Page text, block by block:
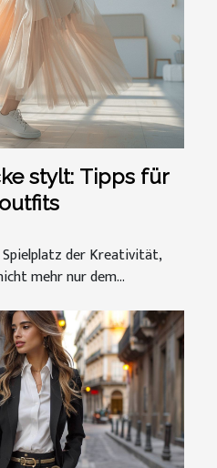
stylt: Tipps für
der Kreativität,
mehr nur dem...